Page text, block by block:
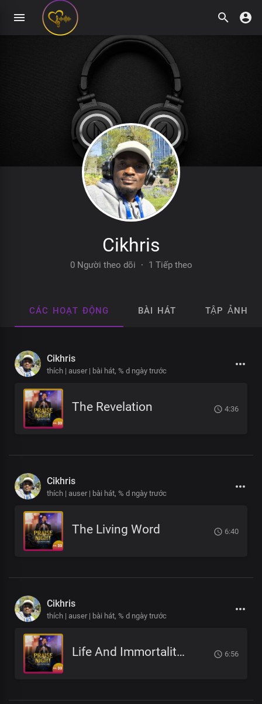
Cikhris
0 Người theo dõi · 1 Tiếp theo
CÁC HOẠT ĐỘNG BÀI HÁT TẬP ẢNH
Cikhris
thích | auser | bài hát, % d ngày trước
The Revelation 4:36
Cikhris
thích | auser | bài hát, % d ngày trước
The Living Word 6:40
Cikhris
thích | auser | bài hát, % d ngày trước
Life And Immortality Unveiled 6:56